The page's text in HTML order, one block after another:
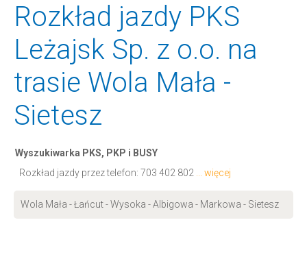
Rozkład jazdy PKS
Leżajsk Sp. z o.o. na
trasie Wola Mała -
Sietesz
Wyszukiwarka PKS, PKP i BUSY
Rozkład jazdy przez telefon: 703 402 802 ... więcej
Wola Mała - Łańcut - Wysoka - Albigowa - Markowa - Sietesz